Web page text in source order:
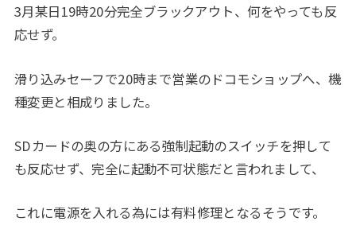
3月某日19時20分完全ブラックアウト、何をやっても反
応せず。
滑り込みセーフで20時まで営業のドコモショップへ、機
種変更と相成りました。
SDカードの奥の方にある強制起動のスイッチを押して
も反応せず、完全に起動不可状態だと言われまして、
これに電源を入れる為には有料修理となるそうです。